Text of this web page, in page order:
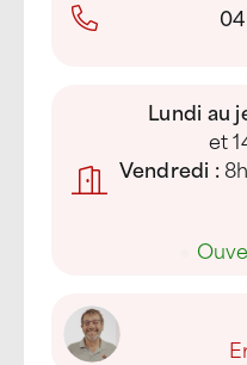
Lundi au
et
Vendredi :